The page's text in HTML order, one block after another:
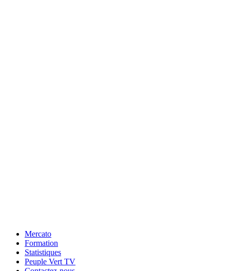
Mercato
Formation
Statistiques
Peuple Vert TV